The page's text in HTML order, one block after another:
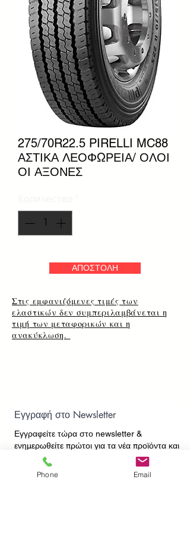
275/70R22.5 PIRELLI MC88
ΑΣΤΙΚΑ ΛΕΟΦΩΡΕΙΑ/ ΟΛΟΙ
ΟΙ ΑΞΟΝΕΣ
ΑΠΟΣΤΟΛΗ
Στις εμφανιζόμενες τιμές των
ελαστικών δεν συμπεριλαμβάνεται η
τιμή των μεταφορικών και η
ανακύκλωση.
Εγγραφή στο Newsletter
Εγγραφείτε τώρα στο newsletter &
ενημερωθείτε πρώτοι για τα νέα προϊόντα και
τις προσφορές μας!
Phone Email